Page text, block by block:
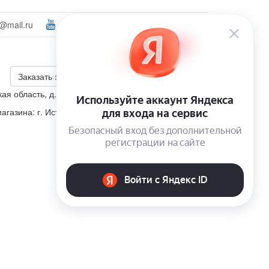
Ваш город:Солнечногорск
+7 (495) 223-46-26
Заказать звонок
Калькулятор скидки
область, д. Корсаково, ул. Изумрудная, участок 5
г. Истра, п. Пионерский, ул. Школьная, д. 4